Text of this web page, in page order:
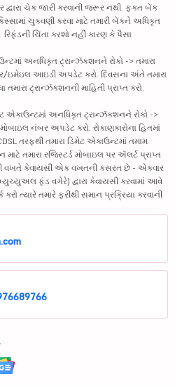
દ્વારા ચેક જારી કરવાની જરૂર નથી. ફક્ત બેંક
ચુકવણી કરવા માટે તમારી બેંકને અધિકૃત
ચિંતા કરશો નહીં કારણ કે પૈસા
અનધિકૃત ટ્રાન્ઝૅક્શનને રોકો -> તમારા
ઇમેઇલ આઇડી અપડેટ કરો. દિવસના અંતે તમારા
ટ્રાન્ઝૅક્શનની માહિતી પ્રાપ્ત કરો.
એકાઉન્ટમાં અનધિકૃત ટ્રાન્ઝૅક્શનને રોકો ->
નંબર અપડેટ કરો. રોકાણકારોના હિતમાં
તરફથી તમારા ડિમેટ એકાઉન્ટમાં તમામ
તમારા રજિસ્ટર્ડ મોબાઇલ પર ઍલર્ટ પ્રાપ્ત
વખતે કેવાયસી એક વખતની કસરત છે - એકવાર
મ્યુચ્યુઅલ ફંડ વગેરે) દ્વારા કેવાયસી કરવામાં આવે
ત્યારે તમારે ફરીથી સમાન પ્રક્રિયા કરવાની